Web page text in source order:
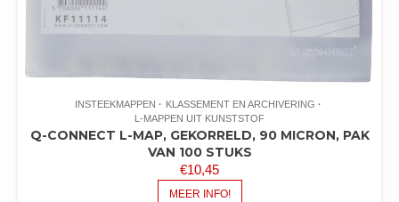
INSTEEKMAPPEN
KLASSEMENT EN ARCHIVERING
L-MAPPEN UIT KUNSTSTOF
Q-CONNECT L-MAP, GEKORRELD, 90 MICRON, PAK
VAN 100 STUKS
€10,45
MEER INFO!